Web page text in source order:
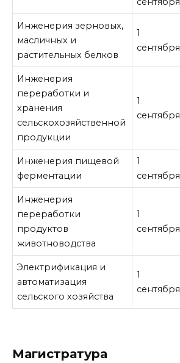
Инженерия зерновых,
масличных и
растительных белков
1
сентября
Инженерия
переработки и
хранения
сельскохозяйственной
продукции
1
сентября
Инженерия пищевой
ферментации
1
сентября
Инженерия
переработки
продуктов
животноводства
1
сентября
Электрификация и
автоматизация
сельского хозяйства
1
сентября
Магистратура